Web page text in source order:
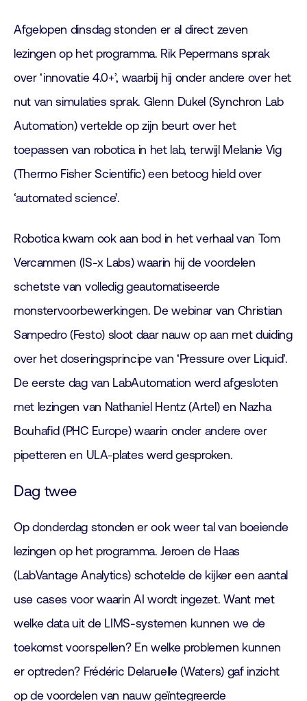
Afgelopen dinsdag stonden er al direct zeven
lezingen op het programma. Rik Pepermans sprak
over ‘innovatie 4.0+’, waarbij hij onder andere over het
nut van simulaties sprak. Glenn Dukel (Synchron Lab
Automation) vertelde op zijn beurt over het
toepassen van robotica in het lab, terwijl Melanie Vig
(Thermo Fisher Scientific) een betoog hield over
‘automated science’.
Robotica kwam ook aan bod in het verhaal van Tom
Vercammen (IS-x Labs) waarin hij de voordelen
schetste van volledig geautomatiseerde
monstervoorbewerkingen. De webinar van Christian
Sampedro (Festo) sloot daar nauw op aan met duiding
over het doseringsprincipe van ‘Pressure over Liquid’.
De eerste dag van LabAutomation werd afgesloten
met lezingen van Nathaniel Hentz (Artel) en Nazha
Bouhafid (PHC Europe) waarin onder andere over
pipetteren en ULA-plates werd gesproken.
Dag twee
Op donderdag stonden er ook weer tal van boeiende
lezingen op het programma. Jeroen de Haas
(LabVantage Analytics) schotelde de kijker een aantal
use cases voor waarin AI wordt ingezet. Want met
welke data uit de LIMS-systemen kunnen we de
toekomst voorspellen? En welke problemen kunnen
er optreden? Frédéric Delaruelle (Waters) gaf inzicht
op de voordelen van nauw geïntegreerde